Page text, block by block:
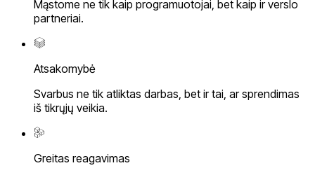
Mąstome ne tik kaip programuotojai, bet kaip ir verslo
partneriai.
Atsakomybė
Svarbus ne tik atliktas darbas, bet ir tai, ar sprendimas
iš tikrųjų veikia.
Greitas reagavimas